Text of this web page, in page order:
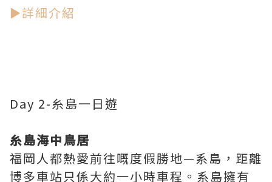
►詳細介紹
Day 2-糸島一日遊
糸島海中鳥居
福岡人都熱愛前往嘅度假勝地—系島，距離
博多車站只係大約一小時車程。系島擁有